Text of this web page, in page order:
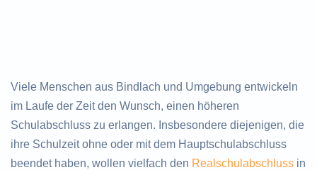
Viele Menschen aus Bindlach und Umgebung entwickeln
im Laufe der Zeit den Wunsch, einen höheren
Schulabschluss zu erlangen. Insbesondere diejenigen, die
ihre Schulzeit ohne oder mit dem Hauptschulabschluss
beendet haben, wollen vielfach den Realschulabschluss in